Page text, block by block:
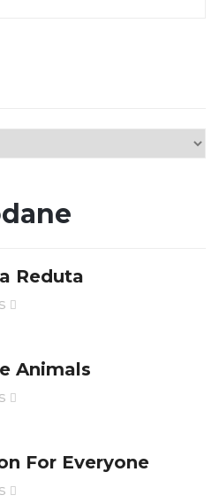
Reduta
Animals
For Everyone